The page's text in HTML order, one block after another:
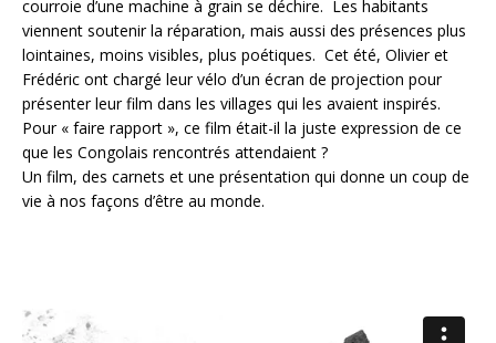
courroie d’une machine à grain se déchire. Les habitants
viennent soutenir la réparation, mais aussi des présences plus
lointaines, moins visibles, plus poétiques. Cet été, Olivier et
Frédéric ont chargé leur vélo d’un écran de projection pour
présenter leur film dans les villages qui les avaient inspirés.
Pour « faire rapport », ce film était-il la juste expression de ce
que les Congolais rencontrés attendaient ?
Un film, des carnets et une présentation qui donne un coup de
vie à nos façons d’être au monde.